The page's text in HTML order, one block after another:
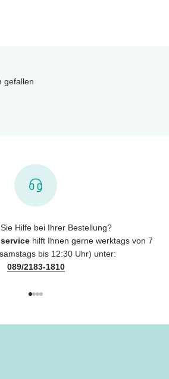
gefallen
Hilfe bei Ihrer Bestellung?
hilft Ihnen gerne werktags von 7
bis 12:30 Uhr) unter:
089/2183-1810